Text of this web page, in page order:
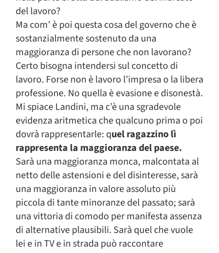
del lavoro?
Ma com’ è poi questa cosa del governo che è
sostanzialmente sostenuto da una
maggioranza di persone che non lavorano?
Certo bisogna intendersi sul concetto di
lavoro. Forse non è lavoro l’impresa o la libera
professione. No quella è evasione e disonestà.
Mi spiace Landini, ma c’è una sgradevole
evidenza aritmetica che qualcuno prima o poi
dovrà rappresentarle: quel ragazzino lì
rappresenta la maggioranza del paese.
Sarà una maggioranza monca, malcontata al
netto delle astensioni e del disinteresse, sarà
una maggioranza in valore assoluto più
piccola di tante minoranze del passato; sarà
una vittoria di comodo per manifesta assenza
di alternative plausibili. Sarà quel che vuole
lei e in TV e in strada può raccontare